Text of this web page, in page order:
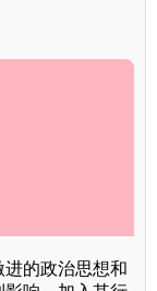
的政治思想和